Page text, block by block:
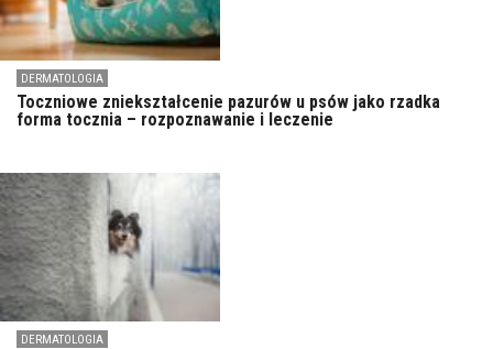
DERMATOLOGIA
Toczniowe zniekształcenie pazurów u psów jako rzadka
forma tocznia – rozpoznawanie i leczenie
DERMATOLOGIA